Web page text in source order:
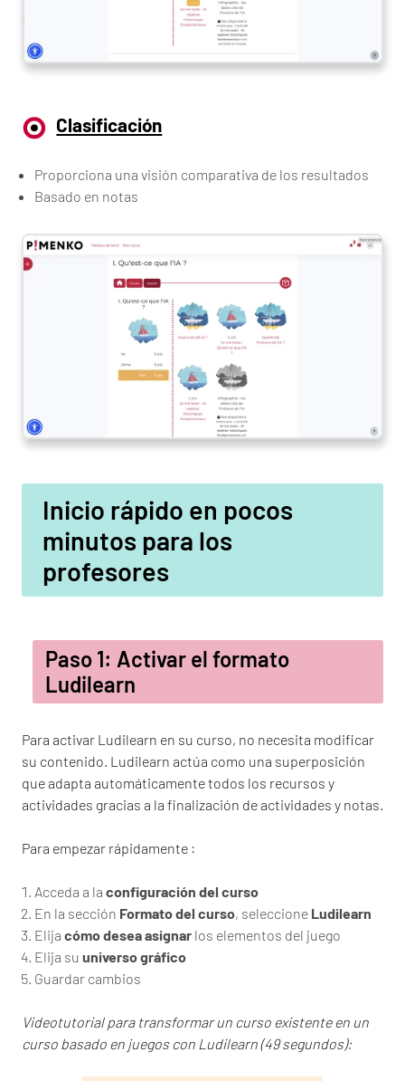
Clasificación
Proporciona una visión comparativa de los resultados
Basado en notas
Inicio rápido en pocos
minutos para los
profesores
Paso 1: Activar el formato
Ludilearn
Para activar Ludilearn en su curso, no necesita modificar
su contenido. Ludilearn actúa como una superposición
que adapta automáticamente todos los recursos y
actividades gracias a la finalización de actividades y notas.
Para empezar rápidamente :
Acceda a la configuración del curso
En la sección Formato del curso, seleccione Ludilearn
Elija cómo desea asignar los elementos del juego
Elija su universo gráfico
Guardar cambios
Videotutorial para transformar un curso existente en un
curso basado en juegos con Ludilearn(49 segundos):